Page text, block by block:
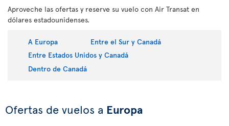
Aproveche las ofertas y reserve su vuelo con Air Transat en
dólares estadounidenses.
A Europa
Entre el Sur y Canadá
Entre Estados Unidos y Canadá
Dentro de Canadá
Ofertas de vuelos a Europa